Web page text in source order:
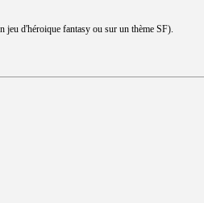
jeu d'héroique fantasy ou sur un thème SF).